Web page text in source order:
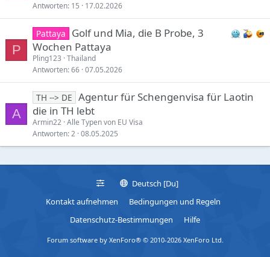
Antworten 15 17.02.2026
P
Pattaya
Golf und Mia, die B Probe, 3
Wochen Pattaya
Pling123 Thailand
Antworten 66 07.05.2026
A
TH --> DE Agentur für Schengenvisa für Laotin
die in TH lebt
Armin22 Alle Typen von EU Visa
Antworten 2 08.05.2025
Deutsch [Du]
Kontakt aufnehmen
Bedingungen und Regeln
Datenschutz-Bestimmungen
Hilfe
Forum software by XenForo® © 2010-2026 XenForo Ltd.